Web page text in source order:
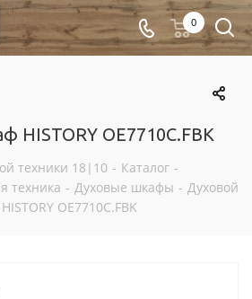
0
HISTORY OE7710C.FBK
техники 18|10 - Каталог -
техника - Духовые шкафы - Духовой
OE7710C.FBK